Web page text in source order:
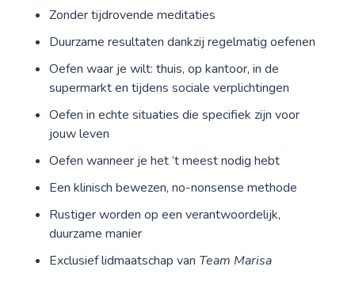
Zonder tijdrovende meditaties
Duurzame resultaten dankzij regelmatig oefenen
Oefen waar je wilt: thuis, op kantoor, in de
supermarkt en tijdens sociale verplichtingen
Oefen in echte situaties die specifiek zijn voor
jouw leven
Oefen wanneer je het ‘t meest nodig hebt
Een klinisch bewezen, no-nonsense methode
Rustiger worden op een verantwoordelijk,
duurzame manier
Exclusief lidmaatschap van Team Marisa